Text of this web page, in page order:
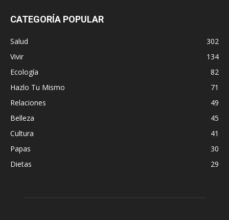
CATEGORÍA POPULAR
Salud
302
Vivir
134
Ecología
82
Hazlo Tu Mismo
71
Relaciones
49
Belleza
45
Cultura
41
Papas
30
Dietas
29